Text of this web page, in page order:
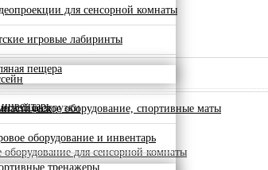
для сенсорной комнаты
игровые лабиринты
пещера
оборудование, спортивные маты
оборудование и инвентарь
тренажеры
разгрузки
оборудование для сенсорной комнаты